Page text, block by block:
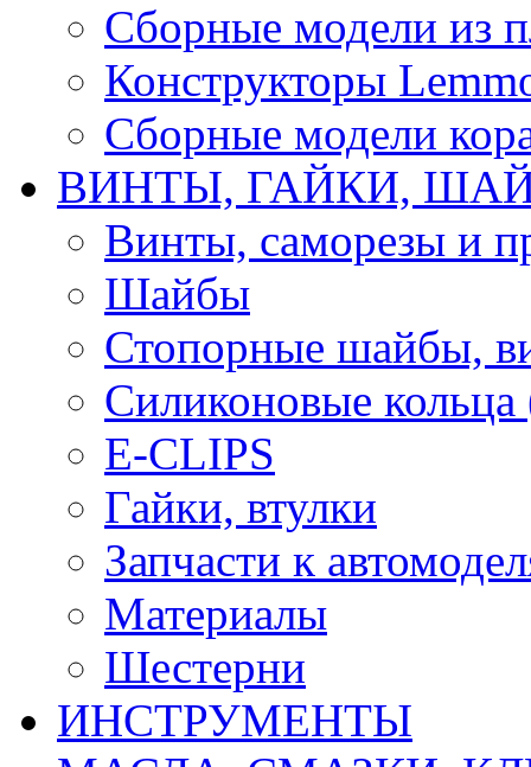
Сборные модели из
Конструкторы
Сборные модели
ВИНТЫ, ГАЙКИ,
Винты, саморезы и
Шайбы
Стопорные шайбы,
Силиконовые
E-CLIPS
Гайки, втулки
Запчасти к
Материалы
Шестерни
ИНСТРУМЕНТЫ